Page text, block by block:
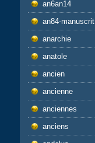
an6an14
an84-manuscrit
anarchie
anatole
ancien
ancienne
anciennes
anciens